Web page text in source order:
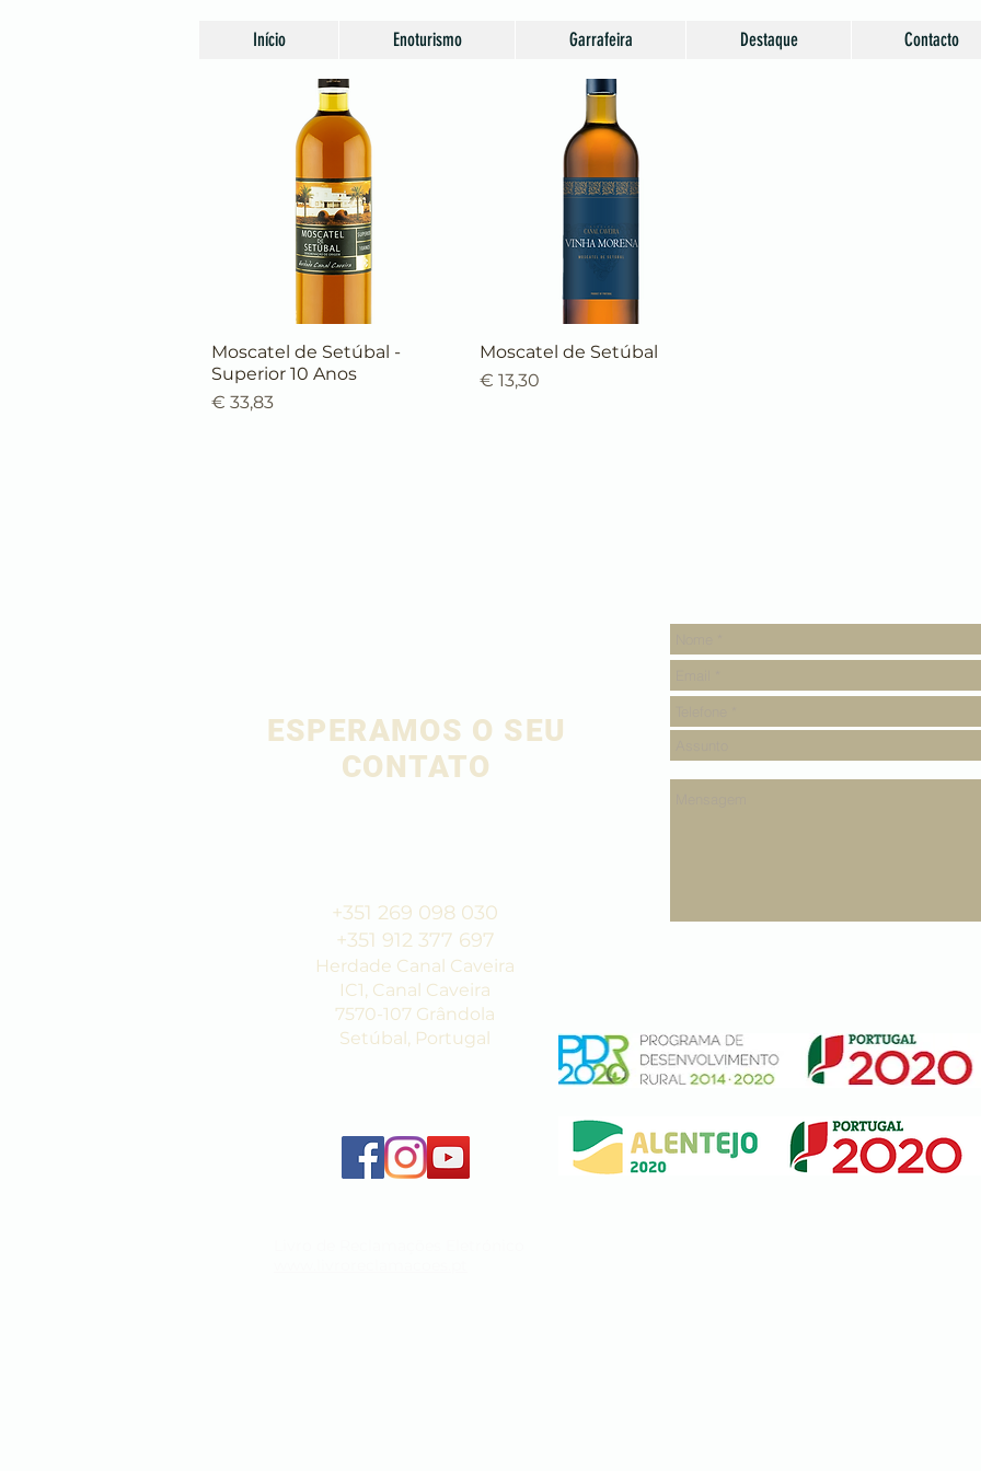
Início Enoturismo Garrafeira Destaque Contacto
Visualização rápida
Moscatel de Setúbal -
Superior 10 Anos
Preço
€ 33,83
Visualização rápida
Moscatel de Setúbal
Preço
€ 13,30
ESPERAMOS O SEU
CONTATO
+351 269 098 030
+351 912 377 697
Herdade Canal Caveira
IC1, Canal Caveira
7570-107 Grândola
Setúbal, Portugal